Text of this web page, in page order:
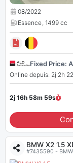
08/2022
Essence, 1499 cc
Fixed Price:
Online depuis: 2j 2h
2j 16h 58m 58s
BMW X2 1.5
#7435590 -